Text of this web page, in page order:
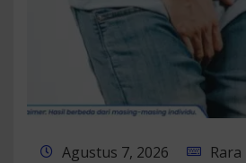
Agustus 7, 2026 Rara